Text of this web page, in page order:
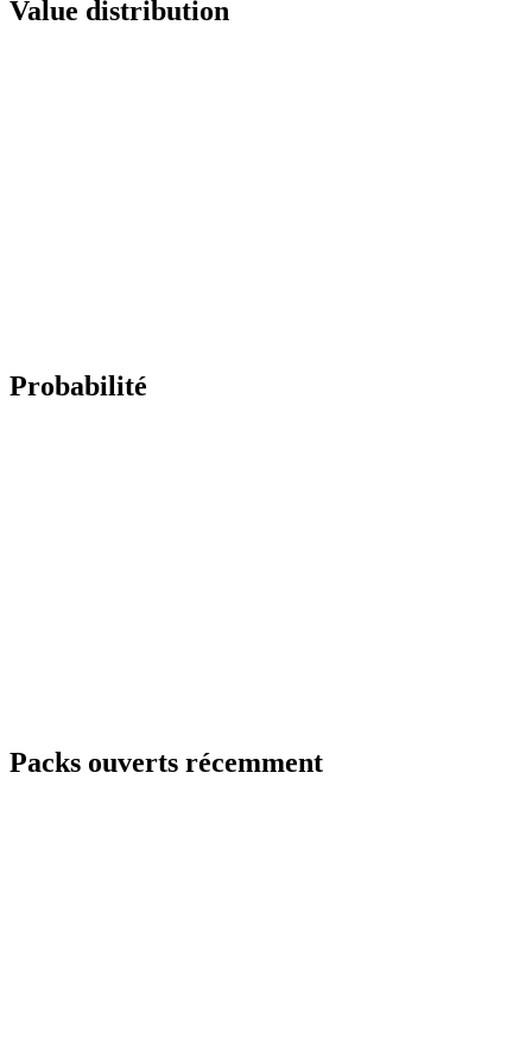
Value distribution
Probabilité
Packs ouverts récemment